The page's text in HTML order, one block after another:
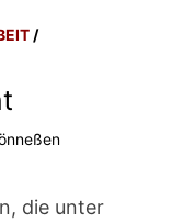
/
die unter